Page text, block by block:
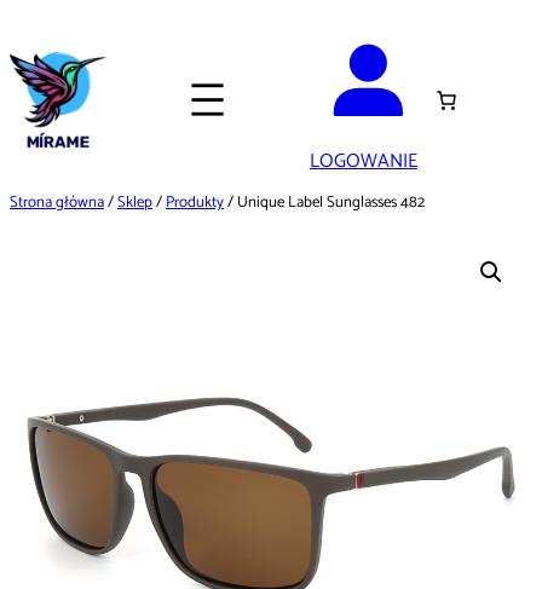
do
treści
LOGOWANIE
Strona główna/Sklep/Produkty/ Unique Label Sunglasses 482